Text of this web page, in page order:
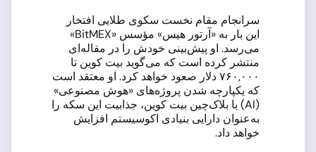
سرانجام مقام نخست سکوی طلایی افتخار
این بار به «آرتور هیس» مؤسس «BitMEX»
می‌رسد. او پیش‌بینی خودش را در مقاله‌ای
منتشر کرده است که می‌گوید بیت کوین تا
۷۶۰,۰۰۰ دلار صعود خواهد کرد. او معتقد است
که یکپارچه شدن پروژه‌های «هوش مصنوعی»
(AI) با بلاک‌چین بیت کوین، جذابیت این سکه را
به‌عنوان دارایی بنیادی اکوسیستم افزایش
خواهد داد.